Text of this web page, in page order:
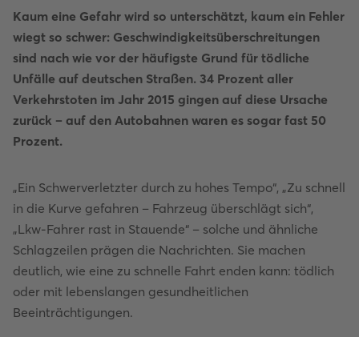
Kaum eine Gefahr wird so unterschätzt, kaum ein Fehler
wiegt so schwer: Geschwindigkeitsüberschreitungen
sind nach wie vor der häufigste Grund für tödliche
Unfälle auf deutschen Straßen. 34 Prozent aller
Verkehrstoten im Jahr 2015 gingen auf diese Ursache
zurück – auf den Autobahnen waren es sogar fast 50
Prozent.
„Ein Schwerverletzter durch zu hohes Tempo“, „Zu schnell
in die Kurve gefahren – Fahrzeug überschlägt sich“,
„Lkw-Fahrer rast in Stauende“ – solche und ähnliche
Schlagzeilen prägen die Nachrichten. Sie machen
deutlich, wie eine zu schnelle Fahrt enden kann: tödlich
oder mit lebenslangen gesundheitlichen
Beeinträchtigungen.